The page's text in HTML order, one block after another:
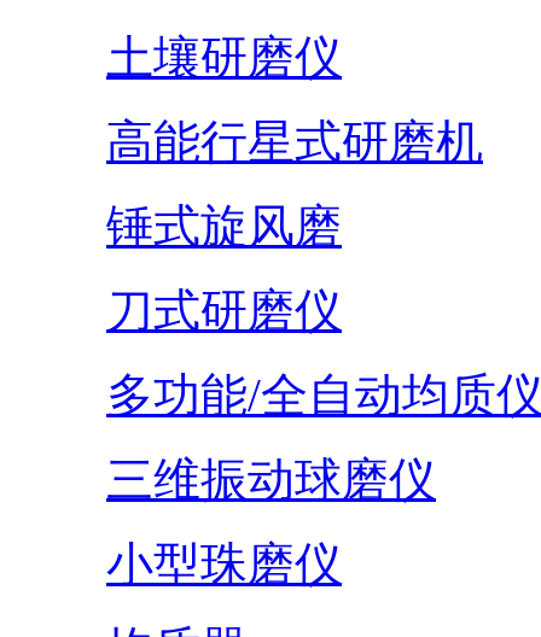
土壤研磨仪
高能行星式研磨机
锤式旋风磨
刀式研磨仪
多功能/全自动均质
三维振动球磨仪
小型珠磨仪